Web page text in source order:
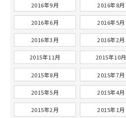
2016年9月 2016年8月
2016年6月 2016年5月
2016年3月 2016年2月
2015年11月 2015年10月
2015年8月 2015年7月
2015年5月 2015年4月
2015年2月 2015年1月